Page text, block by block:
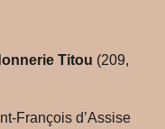
Titou (209,
François d’Assise